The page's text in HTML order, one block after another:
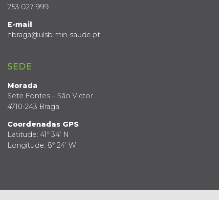
253 027 999
E-mail
hbraga@ulsb.min-saude.pt
SEDE
Morada
Sete Fontes – São Victor
4710-243 Braga
Coordenadas GPS
Latitude: 41º 34’ N
Longitude: 8º 24’ W